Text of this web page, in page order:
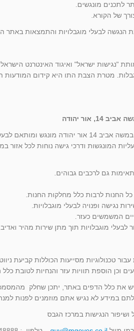
לתכנים מונגשים.
של הקורא.
הנגשה לבעלי מוגבלויות והתמצאות באתר
"נגישות ישראל" ואיגוד האינטרנט
מטרת הצבת התו היא קידום המודעות
אור יהודה
מרכז הגבס אור יהודה הנמצאת במשה אביב
המונגשות ודרכי גישה נוחות לכל אזור
גם לרכבים גבוהים.
כל החנות לרבות כלל מחלקות החנות.
נגישה ופנויה לבעלי מוגבלויות.
המשמשים כעזר.
לבעלי מוגבלויות תוך מתן שירות מהיר ואדיב.
טכנולוגיות מסייעות הכוללות קביעת
את כלל הדפים באתר, יתכן שחלק
במידע לא נגיש אתם מוזמנים לפנות
הנגישות במרכז הגבס